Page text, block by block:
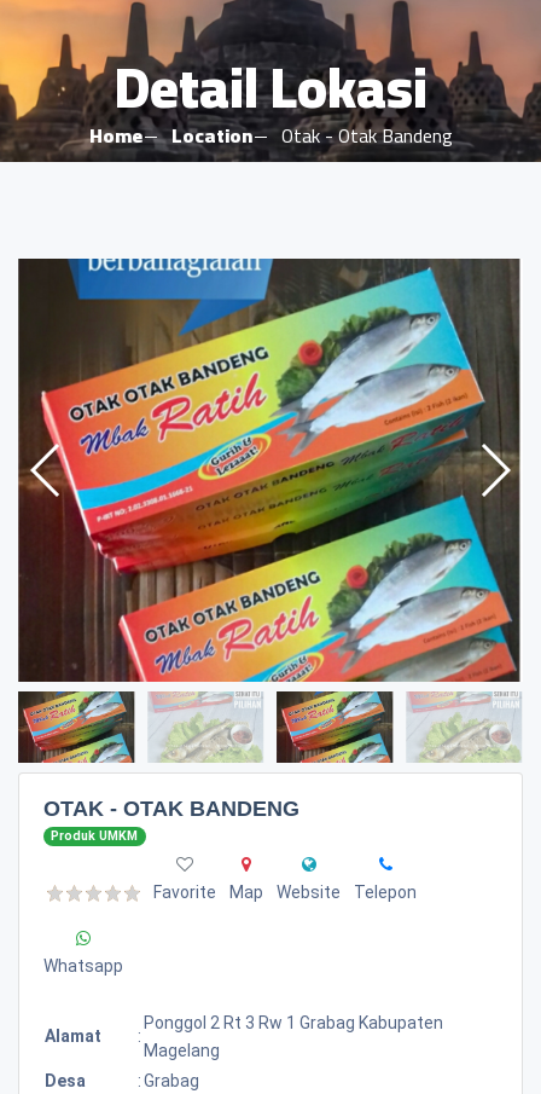
Detail Lokasi
Home Location Otak - Otak Bandeng
OTAK - OTAK BANDENG
Produk UMKM
Favorite Map Website Telepon
Whatsapp
Alamat :
Ponggol 2 Rt 3 Rw 1 Grabag Kabupaten
Magelang
Desa
:Grabag